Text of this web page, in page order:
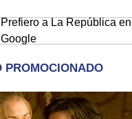
Prefiero a La República en
Google